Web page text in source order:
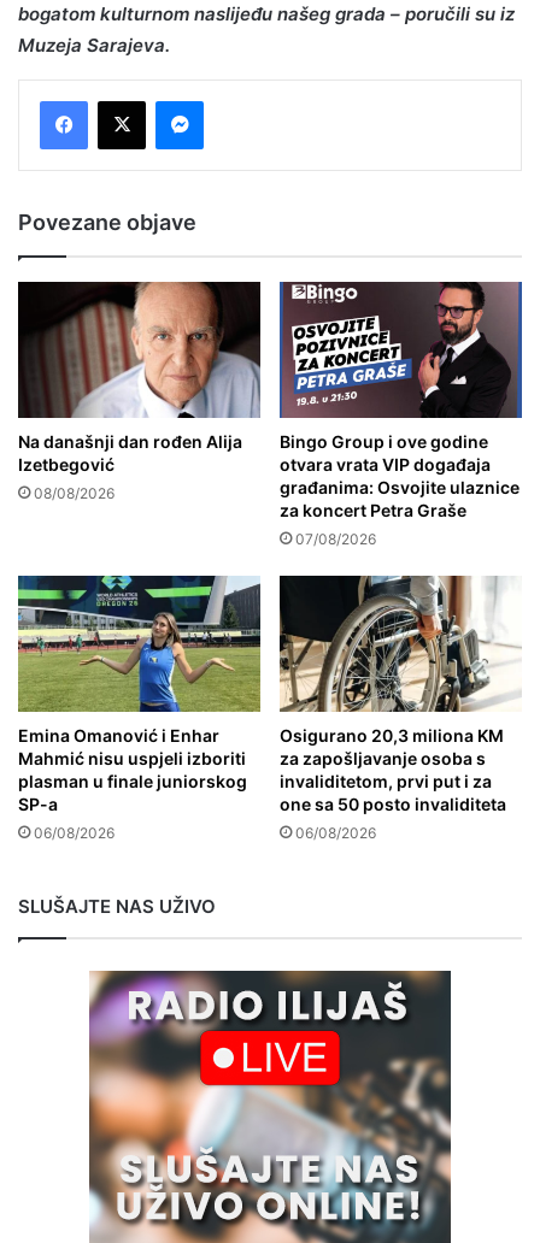
bogatom kulturnom naslijeđu našeg grada – poručili su iz
Muzeja Sarajeva.
Povezane objave
Na današnji dan rođen Alija
Izetbegović
08/08/2026
Bingo Group i ove godine
otvara vrata VIP događaja
građanima: Osvojite ulaznice
za koncert Petra Graše
07/08/2026
Emina Omanović i Enhar
Mahmić nisu uspjeli izboriti
plasman u finale juniorskog
SP-a
06/08/2026
Osigurano 20,3 miliona KM
za zapošljavanje osoba s
invaliditetom, prvi put i za
one sa 50 posto invaliditeta
06/08/2026
SLUŠAJTE NAS UŽIVO